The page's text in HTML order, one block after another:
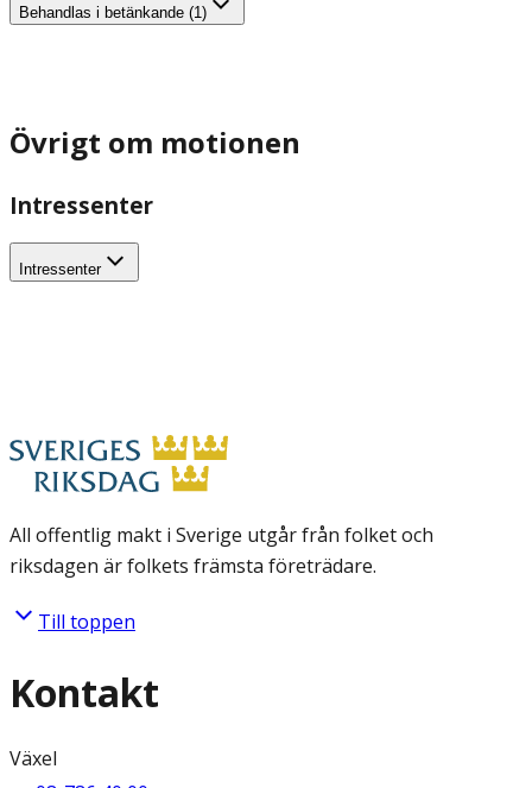
Behandlas i betänkande (1)
Övrigt om motionen
Intressenter
Intressenter
All offentlig makt i Sverige utgår från folket och
riksdagen är folkets främsta företrädare.
Till toppen
Kontakt
Växel